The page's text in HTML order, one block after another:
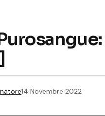
14 Novembre 2022